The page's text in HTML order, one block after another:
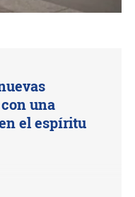
una
el espíritu